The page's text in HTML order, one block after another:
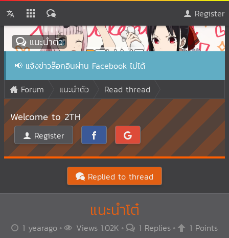
Register
แนะนำตัว
📢 แจ้งข่าวล๊อกอินผ่าน Facebook ไม่ได้
Forum
แนะนำตัว Read thread
Welcome to 2TH
Register
Replied to thread
แนะนำโต๋
1 yearago Views 1.02K 1 Replies 1 Points